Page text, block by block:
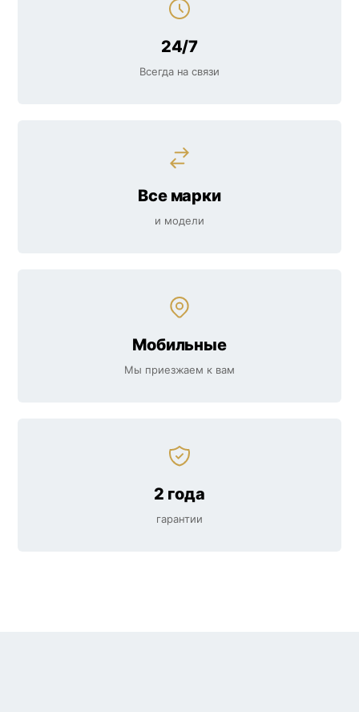
24/7
Всегда на связи
Все марки
и модели
Мобильные
Мы приезжаем к вам
2 года
гарантии